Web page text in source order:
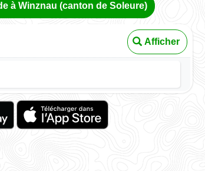
à Winznau (canton de Soleure)
Afficher